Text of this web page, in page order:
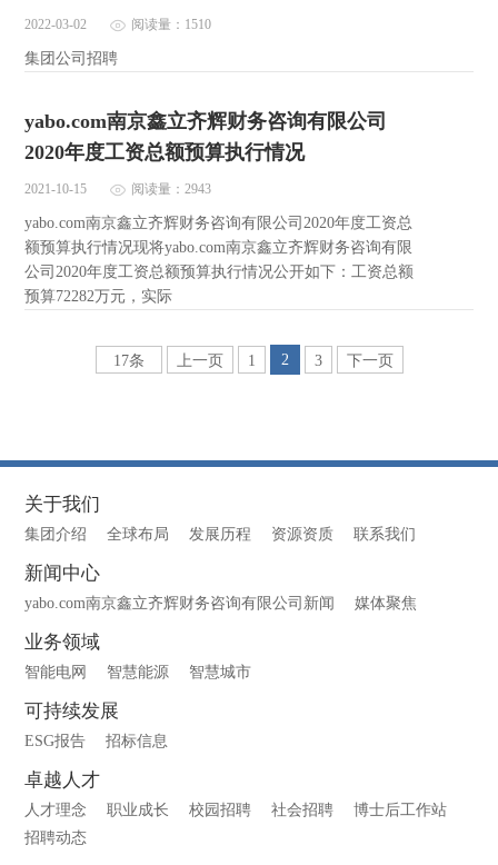
2022-03-02 阅读量：1510
集团公司招聘
yabo.com南京鑫立齐辉财务咨询有限公司
2020年度工资总额预算执行情况
2021-10-15 阅读量：2943
yabo.com南京鑫立齐辉财务咨询有限公司2020年度工资总
额预算执行情况现将yabo.com南京鑫立齐辉财务咨询有限
公司2020年度工资总额预算执行情况公开如下：工资总额
预算72282万元，实际
17条 上一页 1 2 3 下一页
关于我们
集团介绍 全球布局 发展历程 资源资质 联系我们
新闻中心
yabo.com南京鑫立齐辉财务咨询有限公司新闻 媒体聚焦
业务领域
智能电网 智慧能源 智慧城市
可持续发展
ESG报告 招标信息
卓越人才
人才理念 职业成长 校园招聘 社会招聘
博士后工作站
招聘动态